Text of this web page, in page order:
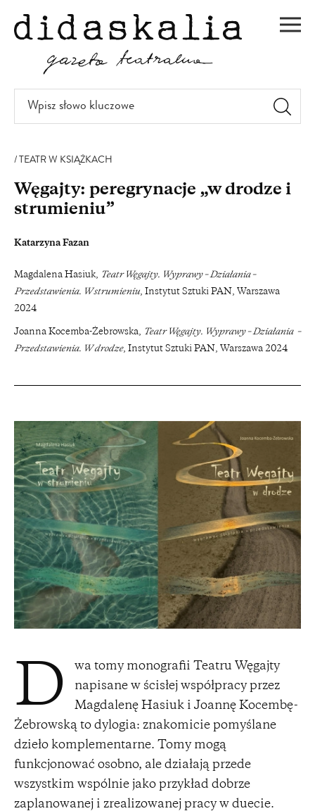
DO
TREŚCI
Wpisz
słowo
TEATR W KSIĄŻKACH
Węgajty: peregrynacje „w drodze i
strumieniu”
Katarzyna Fazan
Magdalena Hasiuk, Teatr Węgajty. Wyprawy – Działania –
Przedstawienia. W strumieniu, Instytut Sztuki PAN, Warszawa
2024
Joanna Kocemba-Żebrowska, Teatr Węgajty. Wyprawy – Działania –
Przedstawienia. W drodze, Instytut Sztuki PAN, Warszawa 2024
D
wa tomy monografii Teatru Węgajty
napisane w ścisłej współpracy przez
Magdalenę Hasiuk i Joannę Kocembę-
Żebrowską to dylogia: znakomicie pomyślane
dzieło komplementarne. Tomy mogą
funkcjonować osobno, ale działają przede
wszystkim wspólnie jako przykład dobrze
zaplanowanej i zrealizowanej pracy w duecie.